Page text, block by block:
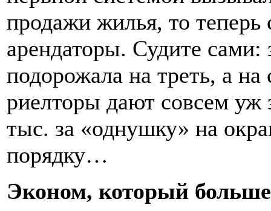
продажи жилья, то теперь
арендаторы. Судите сами:
подорожала на треть, а
риелторы дают совсем уж
тыс. за «однушку» на
порядку…
Эконом, который